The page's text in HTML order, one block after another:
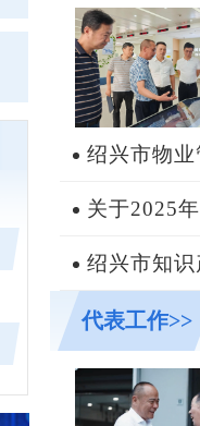
绍兴市物
关于2025
绍兴市知
代表工作>>